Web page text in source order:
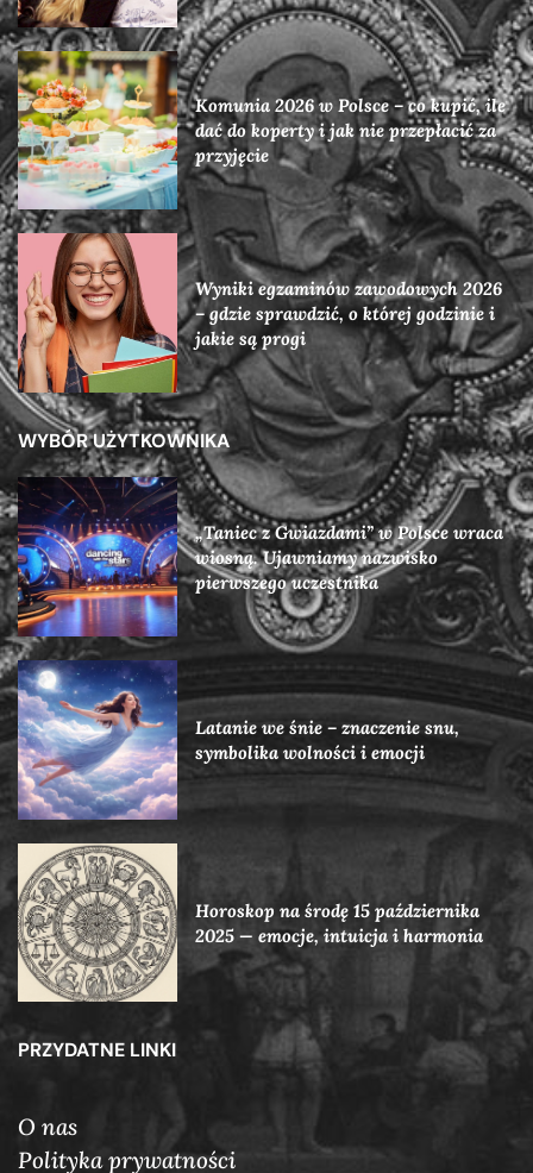
Komunia 2026 w Polsce – co kupić, ile
dać do koperty i jak nie przepłacić za
przyjęcie
Wyniki egzaminów zawodowych 2026
– gdzie sprawdzić, o której godzinie i
jakie są progi
WYBÓR UŻYTKOWNIKA
„Taniec z Gwiazdami” w Polsce wraca
wiosną. Ujawniamy nazwisko
pierwszego uczestnika
Latanie we śnie – znaczenie snu,
symbolika wolności i emocji
Horoskop na środę 15 października
2025 — emocje, intuicja i harmonia
PRZYDATNE LINKI
O nas
Polityka prywatności